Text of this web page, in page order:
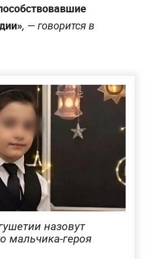
, — говорится в
назовут
мальчика-героя